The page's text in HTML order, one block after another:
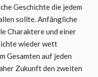
Geschichte die jedem
sollte. Anfängliche
Charaktere und einer
wieder wett
Gesamten auf jeden
Zukunft den zweiten